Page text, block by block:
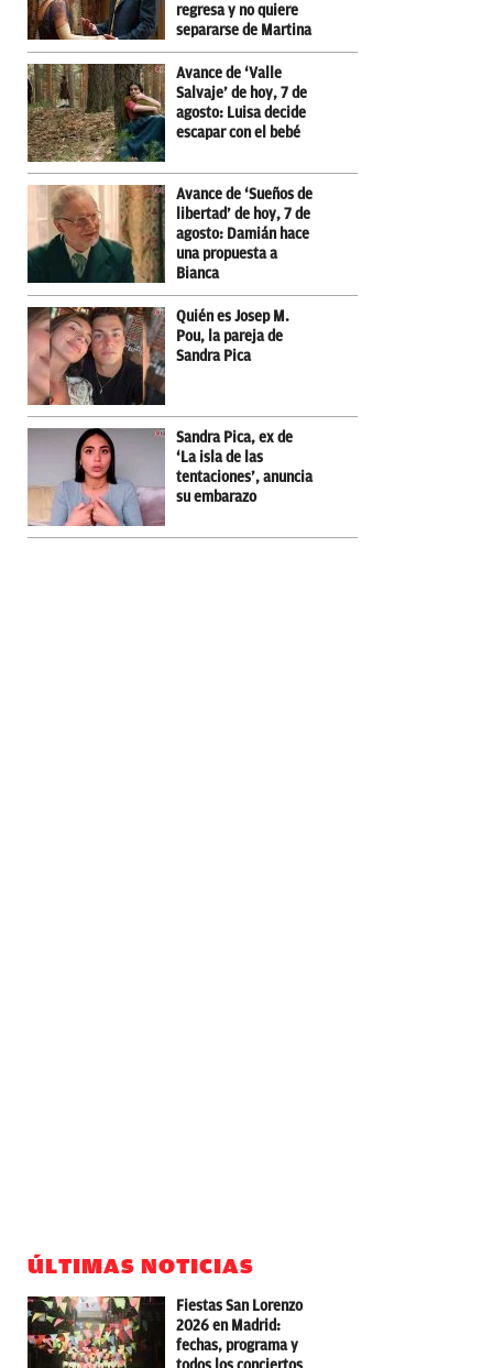
regresa y no quiere
separarse de Martina
Avance de ‘Valle
Salvaje’ de hoy, 7 de
agosto: Luisa decide
escapar con el bebé
Avance de ‘Sueños de
libertad’ de hoy, 7 de
agosto: Damián hace
una propuesta a
Bianca
Quién es Josep M.
Pou, la pareja de
Sandra Pica
Sandra Pica, ex de
‘La isla de las
tentaciones’, anuncia
su embarazo
ÚLTIMAS NOTICIAS
Fiestas San Lorenzo
2026 en Madrid:
fechas, programa y